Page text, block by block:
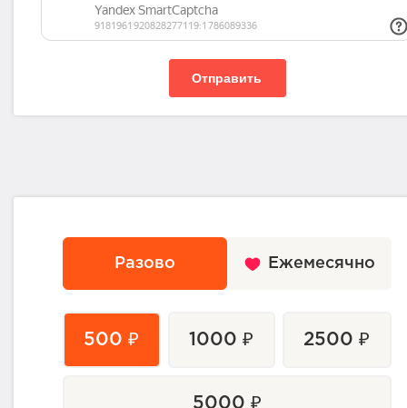
Отправить
Разово Ежемесячно
500 ₽ 1000 ₽ 2500 ₽
5000 ₽